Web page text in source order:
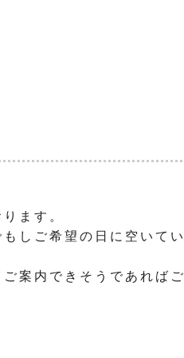
ます。
しご希望の日に空いてい
案内できそうであればご